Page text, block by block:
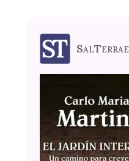
SalTerrae